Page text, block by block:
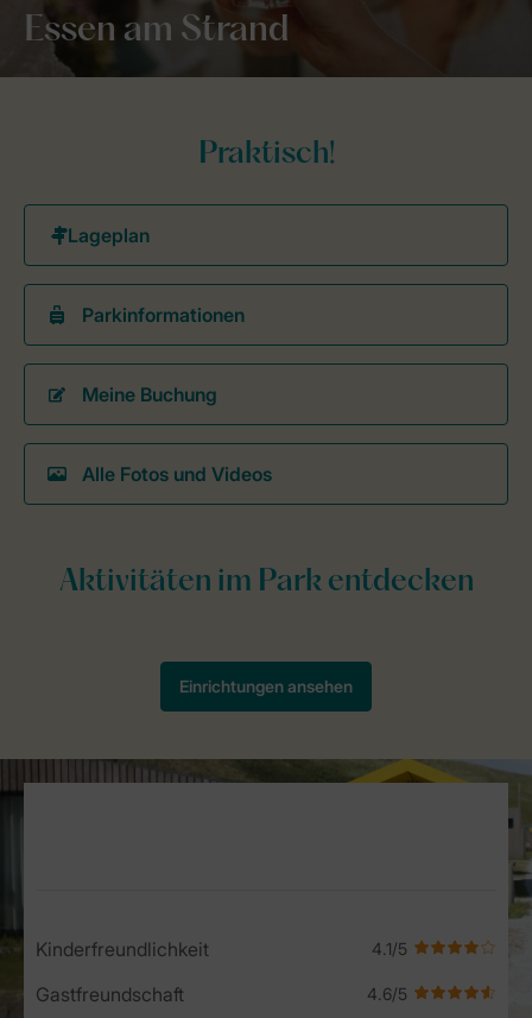
Essen am Strand
Praktisch!
Parkinformationen
Meine Buchung
Alle Fotos und Videos
Kinderfreundlichkeit
Gastfreundschaft